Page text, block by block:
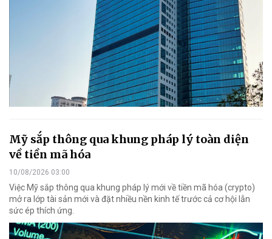
Mỹ sắp thông qua khung pháp lý toàn diện
về tiền mã hóa
10/08/2026 03:00
Việc Mỹ sắp thông qua khung pháp lý mới về tiền mã hóa (crypto)
mở ra lớp tài sản mới và đặt nhiều nền kinh tế trước cả cơ hội lẫn
sức ép thích ứng.